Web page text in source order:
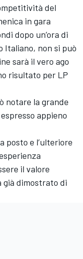
del
in gara
dopo un’ora di
Italiano, non si può
sarà il vero ago
risultato per LP
notare la grande
appieno
posto e l’ulteriore
il valore
già dimostrato di